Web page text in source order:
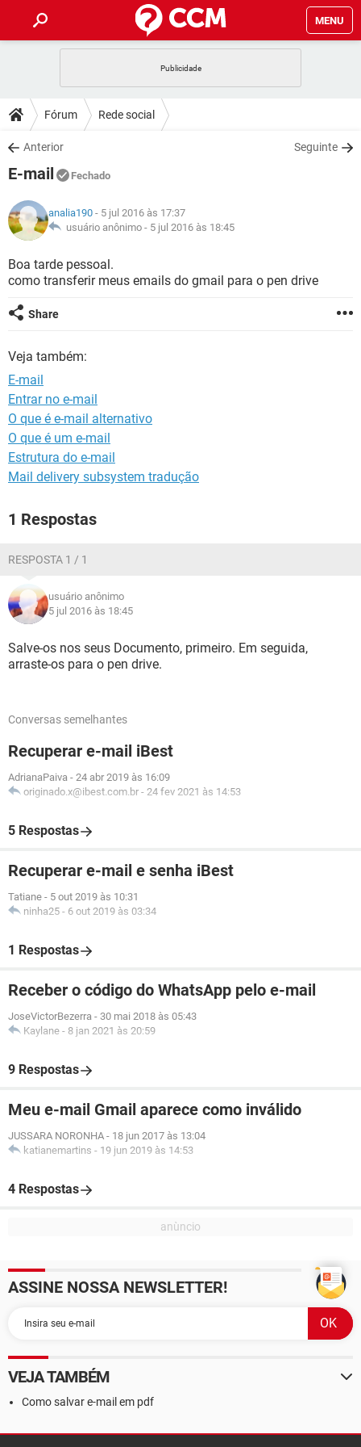
MENU
CELULAR
OUTLOOK
INSTAGRAM
GUIA DE COMPRAS
DICAS
JOGOS
INSTAGRAM
GUIA DE COMPRAS
DOWNLOADS
JOGOS
CELULAR
OUTLOOK EXCEL
INSTAGRAM
GUIA DE COMPRAS
JOGOS
CELULAR
OUTLOOK
GLOSSÁRIO
CELULAR FACEBOOK
OUTLOOK
GUIA DE COMPRAS
Fórum Rede social
Anterior Seguinte
E-mail Fechado
analia190 - 5 jul 2016 às 17:37
usuário anônimo - 5 jul 2016 às 18:45
Boa tarde pessoal.
como transferir meus emails do gmail para o pen drive
Share
Veja também:
E-mail
Entrar no e-mail
O que é e-mail alternativo
O que é um e-mail
Estrutura do e-mail
Mail delivery subsystem tradução
1 Respostas
RESPOSTA 1 / 1
usuário anônimo
5 jul 2016 às 18:45
Salve-os nos seus Documento, primeiro. Em seguida,
arraste-os para o pen drive.
Conversas semelhantes
Recuperar e-mail iBest
AdrianaPaiva - 24 abr 2019 às 16:09
originado.x@ibest.com.br - 24 fev 2021 às 14:53
5 Respostas
Recuperar e-mail e senha iBest
Tatiane - 5 out 2019 às 10:31
ninha25 - 6 out 2019 às 03:34
1 Respostas
Receber o código do WhatsApp pelo e-mail
JoseVictorBezerra - 30 mai 2018 às 05:43
Kaylane - 8 jan 2021 às 20:59
9 Respostas
Meu e-mail Gmail aparece como inválido
JUSSARA NORONHA - 18 jun 2017 às 13:04
katianemartins - 19 jun 2019 às 14:53
4 Respostas
ASSINE NOSSA NEWSLETTER!
VEJA TAMBÉM
Como salvar e-mail em pdf